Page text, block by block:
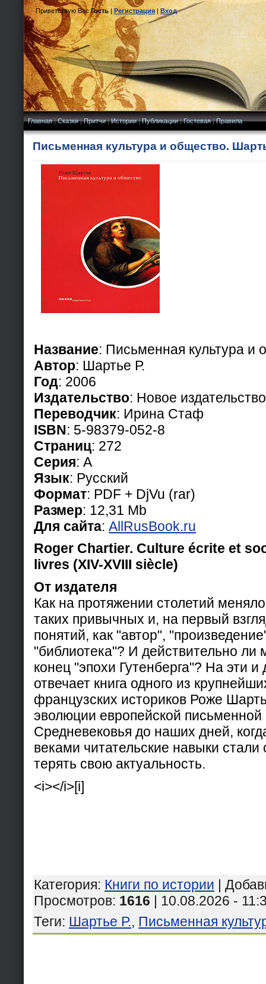
Приветствую Вас Гость|Регистрация|Вход
Главная|Сказки|Притчи|Истории|Публикации|Гостевая|Правила
Письменная культура и общество.
Название: Письменная культура и
Автор: Шартье Р.
Год: 2006
Издательство: Новое издательство
Переводчик: Ирина Стаф
ISBN: 5-98379-052-8
Страниц: 272
Серия: А
Язык: Русский
Формат: PDF + DjVu (rar)
Размер: 12,31 Mb
Для сайта: AllRusBook.ru
Roger Chartier. Culture écrite et
livres (XIV-XVIII siècle)
От издателя
Как на протяжении столетий
таких привычных и, на первый
понятий, как "автор",
"библиотека"? И действительно
конец "эпохи Гутенберга"? На эти и
отвечает книга одного из
французских историков Роже
эволюции европейской письменной
Средневековья до наших дней,
веками читательские навыки стали
терять свою актуальность.
<i></i>[i]
Категория: Книги по истории |
Просмотров: 1616 | 10.08.2026 -
Теги: Шартье Р., Письменная